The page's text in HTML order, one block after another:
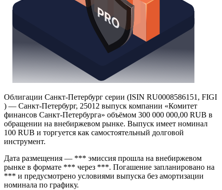
Облигации Санкт-Петербург серии (ISIN RU0008586151, FIGI
) — Санкт-Петербург, 25012 выпуск компании «Комитет
финансов Санкт-Петербурга» объёмом 300 000 000,00 RUB в
обращении на внебиржевом рынке. Выпуск имеет номинал
100 RUB и торгуется как самостоятельный долговой
инструмент.
Дата размещения — *** эмиссия прошла на внебиржевом
рынке в формате *** через ***. Погашение запланировано на
*** и предусмотрено условиями выпуска без амортизации
номинала по графику.